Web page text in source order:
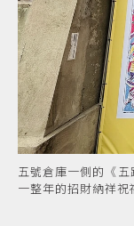
五號倉庫一側的《
一整年的招財納祥祝